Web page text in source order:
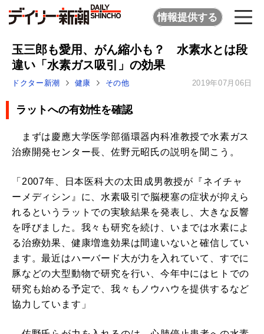
情報提供する
玉三郎も愛用、がん縮小も？ 水素水とは段
違い「水素ガス吸引」の効果
ドクター新潮 健康 その他 2019年07月06日
ラットへの有効性を確認
まずは慶應大学医学部循環器内科准教授で水素ガス
治療開発センター長、佐野元昭氏の説明を聞こう。
「2007年、日本医科大の太田成男教授が『ネイチャ
ーメディシン』に、水素吸引で脳梗塞の症状が抑えら
れるというラットでの実験結果を発表し、大きな反響
を呼びました。我々も研究を続け、いまでは水素によ
る治療効果、健康増進効果は間違いないと確信してい
ます。最近はハーバード大が力を入れていて、すでに
豚などの大型動物で研究を行い、今年中にはヒトでの
研究も始める予定で、我々もノウハウを提供するなど
協力しています」